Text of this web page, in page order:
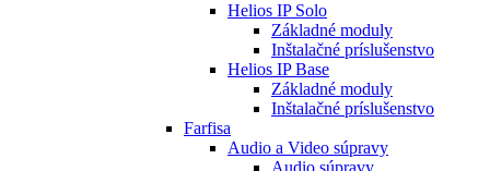
Helios IP Solo
Základné moduly
Inštalačné príslušenstvo
Helios IP Base
Základné moduly
Inštalačné príslušenstvo
Farfisa
Audio a Video súpravy
Audio súpravy